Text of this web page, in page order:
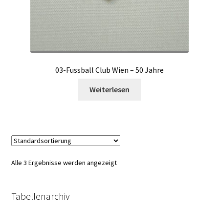
03-Fussball Club Wien – 50 Jahre
Weiterlesen
Alle 3 Ergebnisse werden angezeigt
Tabellenarchiv